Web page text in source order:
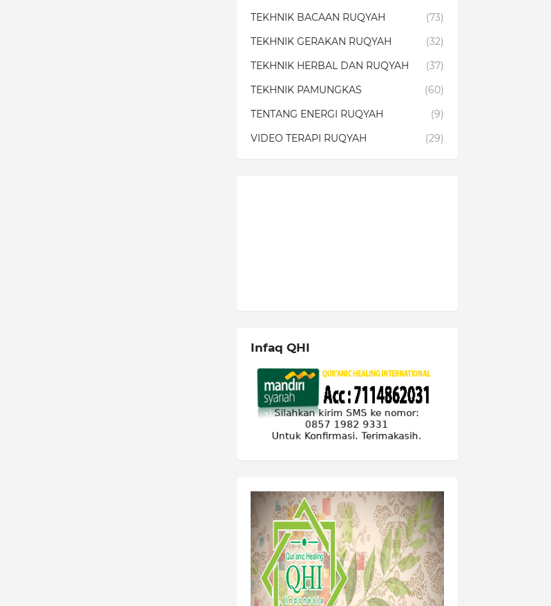
TEKHNIK BACAAN RUQYAH
(73)
TEKHNIK GERAKAN RUQYAH
(32)
TEKHNIK HERBAL DAN RUQYAH
(37)
TEKHNIK PAMUNGKAS
(60)
TENTANG ENERGI RUQYAH
(9)
VIDEO TERAPI RUQYAH
(29)
Infaq QHI